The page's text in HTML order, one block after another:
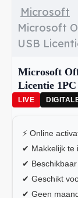
Microsoft
Microsoft
USB
Microsoft
Licentie 1PC
LIVE
⚡ Online
✔ Makkelijk te
✔
✔ Geschikt
✔ Geen